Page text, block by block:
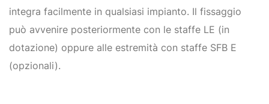
integra facilmente in qualsiasi impianto. Il fissaggio
può avvenire posteriormente con le staffe LE (in
dotazione) oppure alle estremità con staffe SFB E
(opzionali).